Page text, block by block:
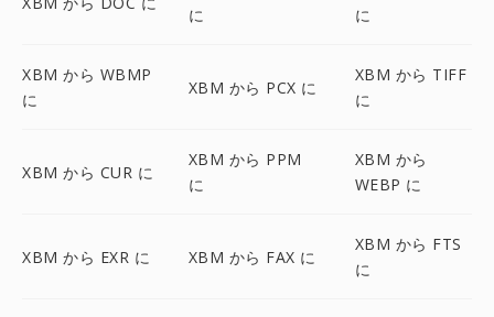
に
に
XBM から WBMP
に
XBM から PCX に
XBM から TIFF
に
XBM から CUR に
XBM から PPM
に
XBM から
WEBP に
XBM から EXR に XBM から FAX に
XBM から FTS
に